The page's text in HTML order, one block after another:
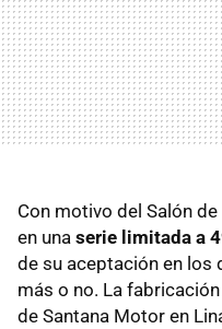
Con motivo del Salón
en una serie limitada a
de su aceptación en los
más o no. La
de Santana Motor en